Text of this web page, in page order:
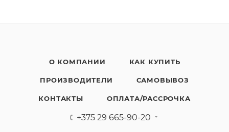
О КОМПАНИИ КАК КУПИТЬ
ПРОИЗВОДИТЕЛИ САМОВЫВОЗ
КОНТАКТЫ ОПЛАТА/РАССРОЧКА
+375 29 665-90-20